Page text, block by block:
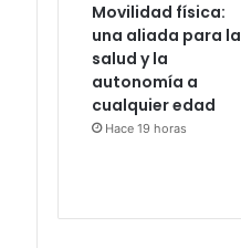
Movilidad física:
una aliada para la
salud y la
autonomía a
cualquier edad
Hace 19 horas